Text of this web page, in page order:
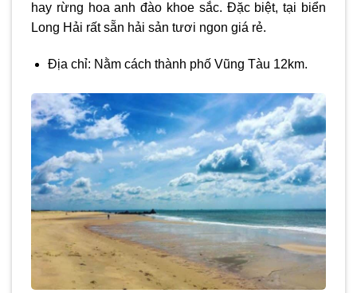
hay rừng hoa anh đào khoe sắc. Đặc biệt, tại biển
Long Hải rất sẵn hải sản tươi ngon giá rẻ.
Địa chỉ: Nằm cách thành phố Vũng Tàu 12km.